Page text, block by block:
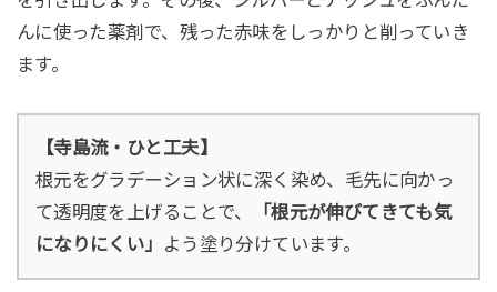
んに使った薬剤で、残った赤味をしっかりと削っていき
ます。
【寺島流・ひと工夫】
根元をグラデーション状に深く染め、毛先に向かっ
て透明度を上げることで、
「根元が伸びてきても気
になりにくい」
よう塗り分けています。